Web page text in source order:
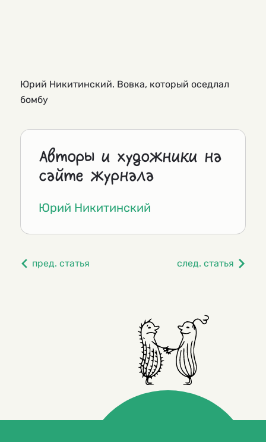
Юрий Никитинский. Вовка, который оседлал
бомбу
Авторы и художники на
сайте журнала
Юрий Никитинский
пред. статья след. статья